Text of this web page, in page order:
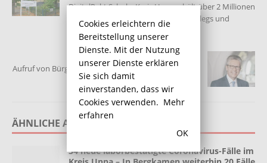
DigitalPakt Schule: Kreis Unna erhält über 2 Millionen
Euro für Digitalisierung von Berufskollegs und
Förderschulen
NÄCHSTER
Aufruf von Bürgermeister Bernd Schäfer zum Impfen
gegen das Coronavirus
ÄHNLICHE ARTIKEL
34 neue laborbestätigte Coronavirus-Fälle im
Cookies erleichtern die
Bereitstellung unserer
Dienste. Mit der Nutzung
unserer Dienste erklären
Sie sich damit
einverstanden, dass wir
Cookies verwenden. Mehr
erfahren
OK